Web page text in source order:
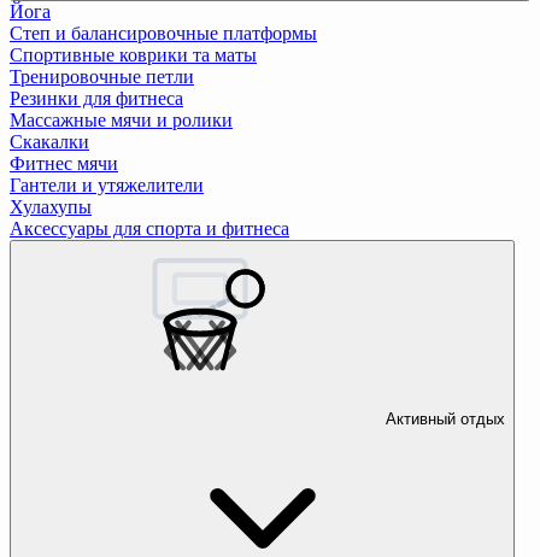
Йога
Степ и балансировочные платформы
Спортивные коврики та маты
Тренировочные петли
Резинки для фитнеса
Массажные мячи и ролики
Скакалки
Фитнес мячи
Гантели и утяжелители
Хулахупы
Аксессуары для спорта и фитнеса
Активный отдых